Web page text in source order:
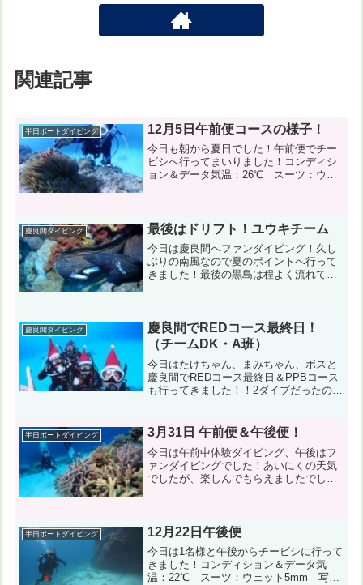
関連記事
半日ボートダイビング 12月5日午前便コースの様子！
今日も朝から夏日でした！午前便でチー
ビシへ行ってまいりました！コンディシ
ョン＆データ気温：26℃ スーツ：ウエ
目：神山島（神山...
慶良間ダイビング 最後はドリフト！ユウキチーム
今日は慶良間へファンダイビング！久し
ぶりの南風なので夏のポイントへ行って
きました！最後の黒島は程よく流れてて
目：渡嘉敷島（カミグー）...
慶良間ダイビング
慶良間でREDコース最終日！
（チームDK・A班）
今日はたけちゃん、まみちゃん、ボスと
慶良間でREDコース最終日＆PPBコース
も行ってきました！！2ダイブだったので
（笑）コンディション＆データ気温：
22℃ スーツ：ウエッ...
半日ボートダイビング 3月31日 午前便＆午後便！
今日は午前中体験ダイビング、午後はフ
ァンダイビングでした！あいにくの天気
でしたが、楽しんでもらえましたでしょ
速：南南東6m/s 波...
半日ボートダイビング 12月22日午後便
今日は1名様と午後からチービシに行って
きました！コンディション＆データ気
温：22℃ スーツ：ウェット5mm 写真